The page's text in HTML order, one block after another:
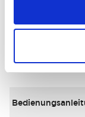
Dokumente